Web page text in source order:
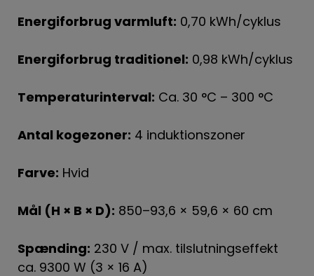
Energiforbrug varmluft: 0,70 kWh/cyklus
Energiforbrug traditionel: 0,98 kWh/cyklus
Temperaturinterval: Ca. 30 °C – 300 °C
Antal kogezoner: 4 induktionszoner
Farve: Hvid
Mål (H × B × D): 850–93,6 × 59,6 × 60 cm
Spænding: 230 V / max. tilslutningseffekt
ca. 9300 W (3 × 16 A)